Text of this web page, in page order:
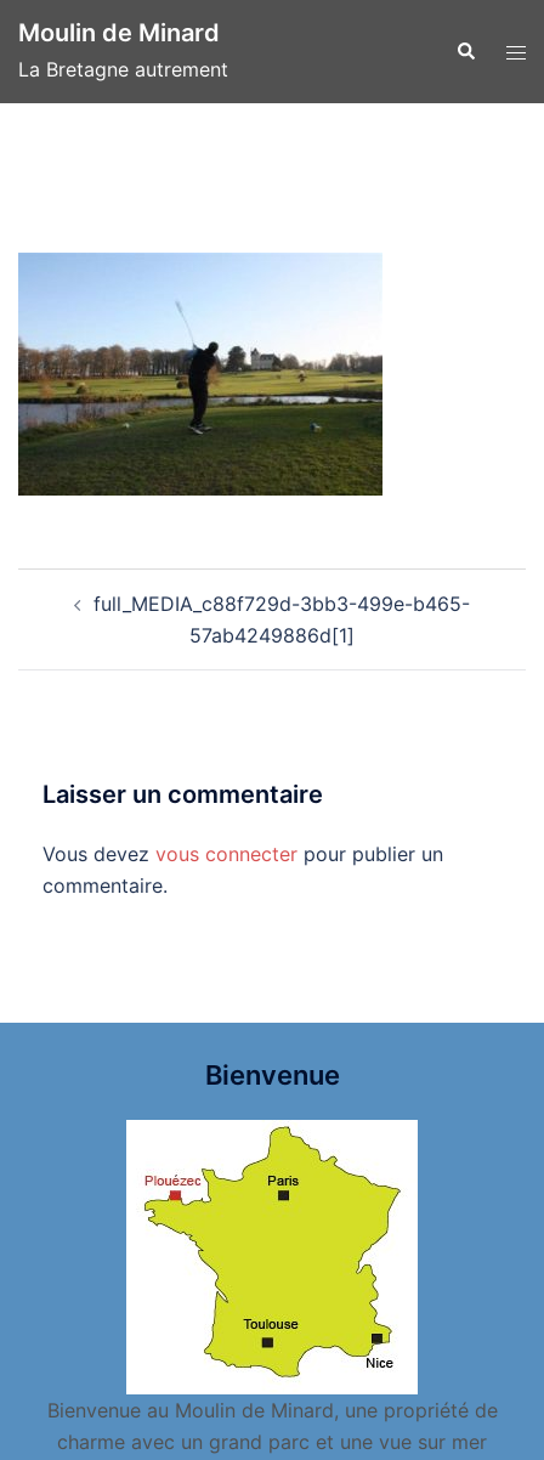
au
contenu
Moulin de Minard
La Bretagne autrement
d’articlefull_MEDIA_c88f729d-3bb3-499e-b465-
57ab4249886d[1]
Laisser un commentaire
Vous devez vous connecter pour publier un
commentaire.
Bienvenue
Bienvenue au Moulin de Minard, une propriété de
charme avec un grand parc et une vue sur mer